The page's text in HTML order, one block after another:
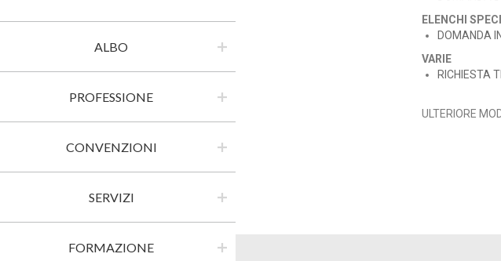
ALBO
PROFESSIONE
CONVENZIONI
SERVIZI
FORMAZIONE
ELENCHI
DOMANDA
VARIE
RICHIESTA
ULTERIORE